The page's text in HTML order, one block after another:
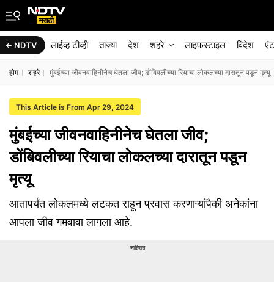
NDTV लाईव्ह टीव्ही ताज्या देश शहरे लाइफस्टाइल विदेश
होम शहरे मुंबईच्या जीवनवाहिनीनेच घेतला जीव; डोंबिवलीच्या रियाचा लोकलच्या दारातून पडून मृत्यू
This Article is From Apr 29, 2024
मुंबईच्या जीवनवाहिनीनेच घेतला जीव;
डोंबिवलीच्या रियाचा लोकलच्या दारातून पडून
मृत्यू
आतापर्यंत लोकलमध्ये लटकत राहून प्रवास करणाऱ्यांपैकी अनेकांना
आपला जीव गमवावा लागला आहे.
जाहिरात